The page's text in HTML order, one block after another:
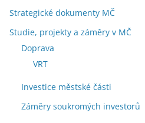
Strategické dokumenty MČ
Studie, projekty a záměry v MČ
Doprava
VRT
Investice městské části
Záměry soukromých investorů